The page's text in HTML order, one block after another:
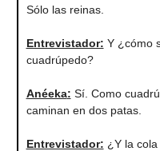
Sólo las reinas.
Entrevistador: Y ¿cómo
cuadrúpedo?
Anéeka: Sí. Como
caminan en dos patas.
Entrevistador: ¿Y la